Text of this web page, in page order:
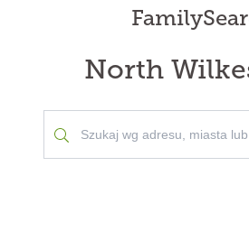
North